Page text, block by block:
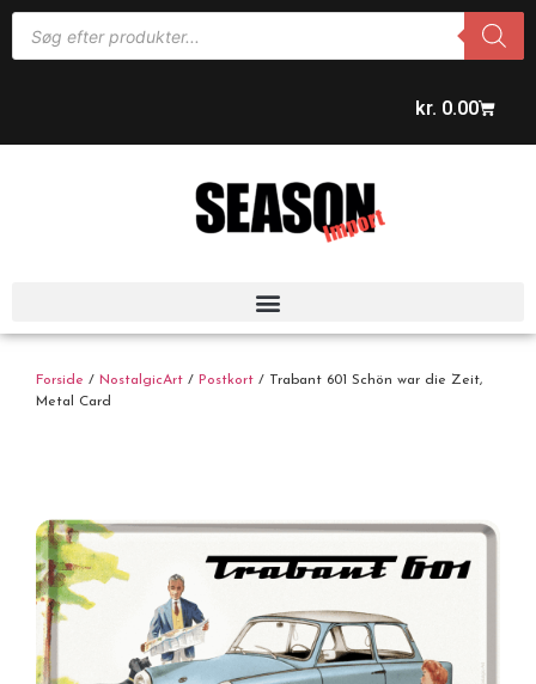
kr. 0.00
Forside / NostalgicArt / Postkort / Trabant 601 Schön war die Zeit,
Metal Card